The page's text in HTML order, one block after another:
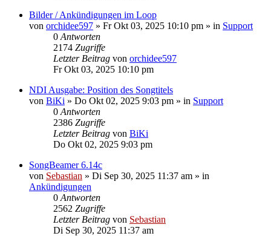
Bilder / Ankündigungen im Loop
von orchidee597 » Fr Okt 03, 2025 10:10 pm » in Support
0 Antworten
2174 Zugriffe
Letzter Beitrag von orchidee597
Fr Okt 03, 2025 10:10 pm
NDI Ausgabe: Position des Songtitels
von BiKi » Do Okt 02, 2025 9:03 pm » in Support
0 Antworten
2386 Zugriffe
Letzter Beitrag von BiKi
Do Okt 02, 2025 9:03 pm
SongBeamer 6.14c
von Sebastian » Di Sep 30, 2025 11:37 am » in
Ankündigungen
0 Antworten
2562 Zugriffe
Letzter Beitrag von Sebastian
Di Sep 30, 2025 11:37 am